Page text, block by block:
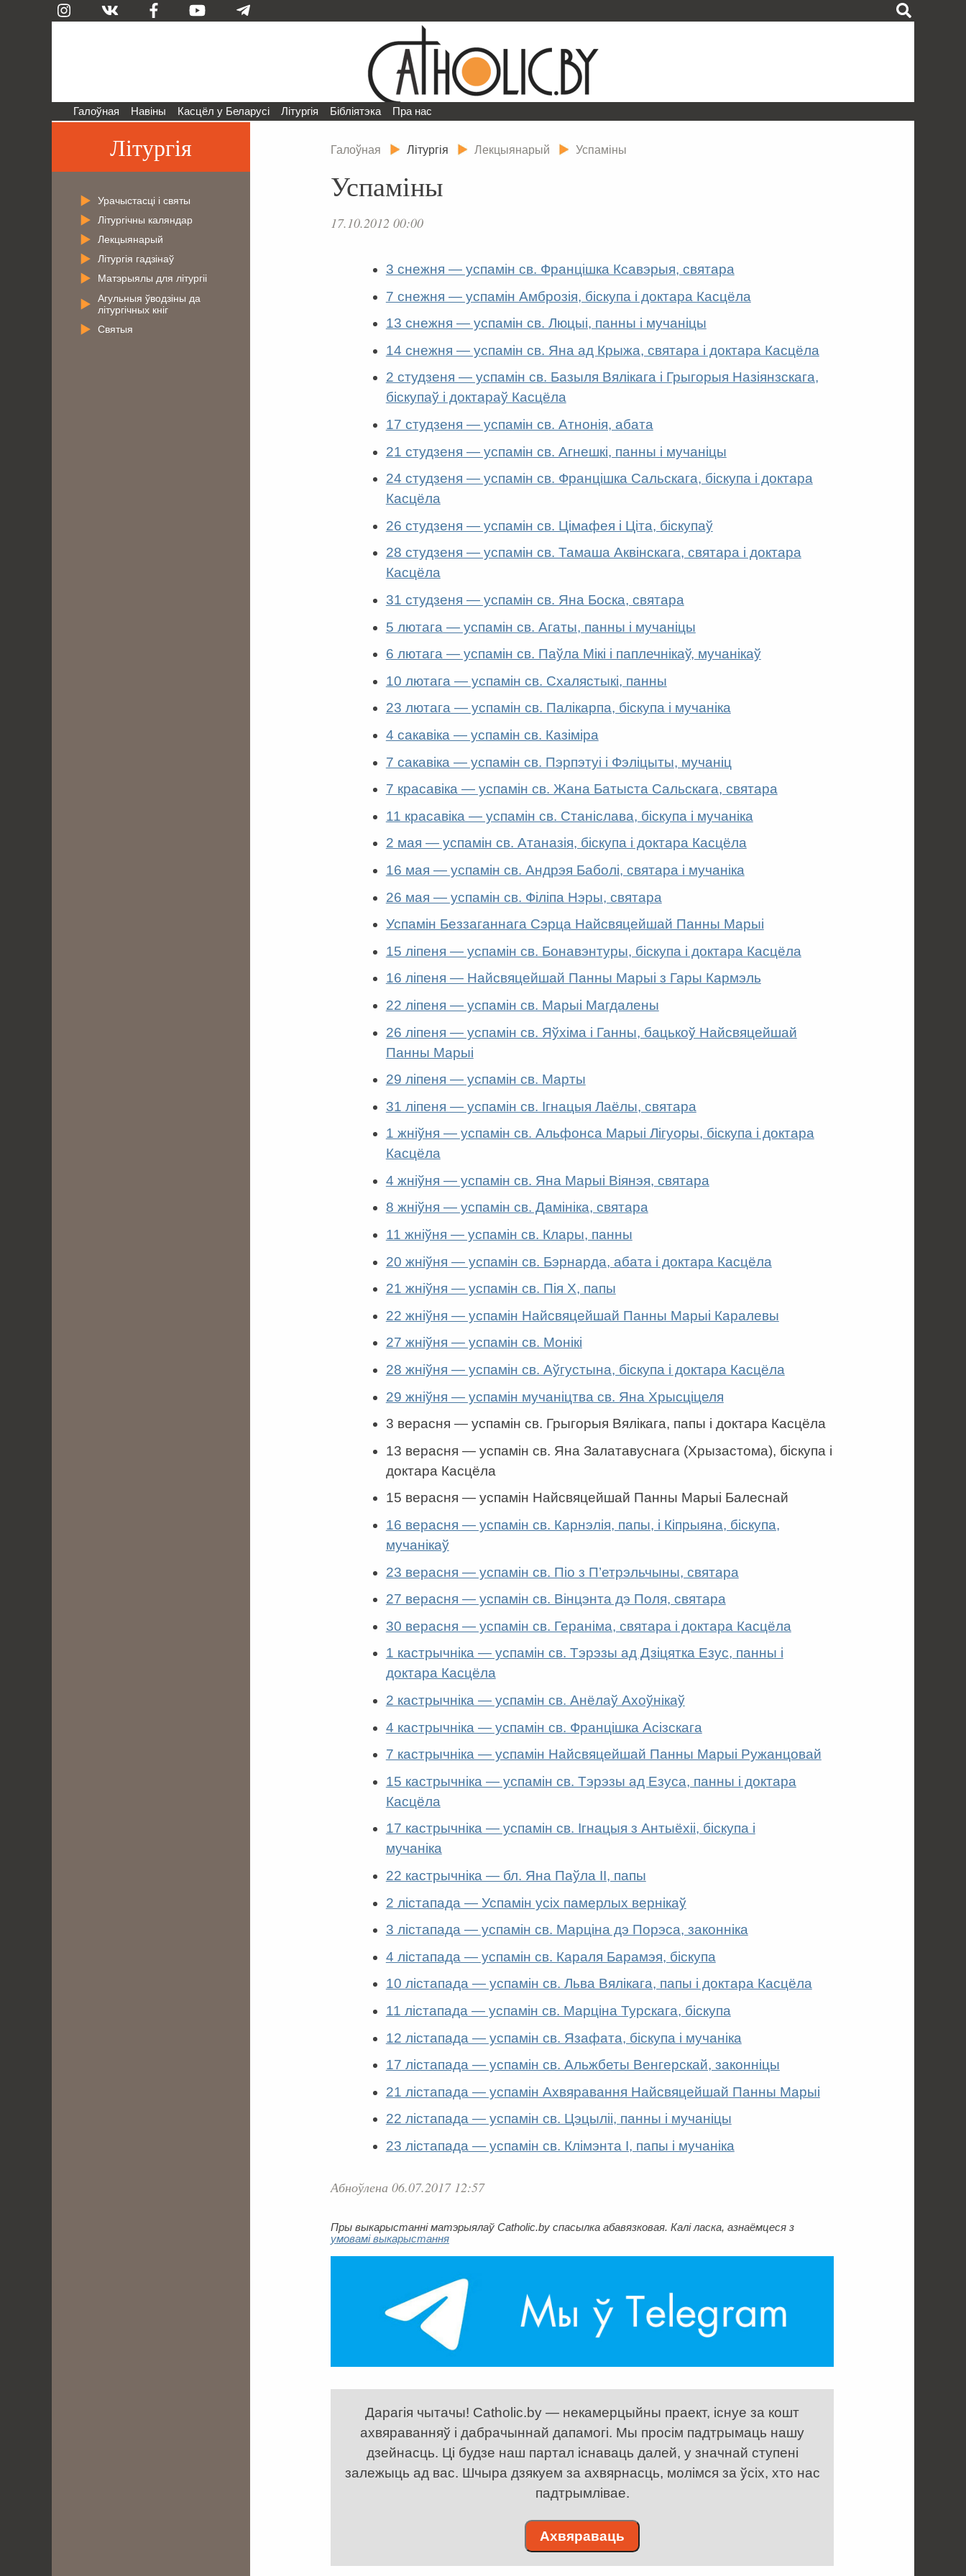
Галоўная Навіны Касцёл у Беларусі Літургія Бібліятэка Пра нас
Галоўная Літургія Лекцыянарый Успаміны
Успаміны
17.10.2012 00:00
3 снежня — успамін св. Францішка Ксавэрыя, святара
7 снежня — успамін Амброзія, біскупа і доктара Касцёла
13 снежня — успамін св. Люцыі, панны і мучаніцы
14 снежня — успамін св. Яна ад Крыжа, святара і доктара Касцёла
2 студзеня — успамін св. Базыля Вялікага і Грыгорыя Назіянзскага,
біскупаў і доктараў Касцёла
17 студзеня — успамін св. Атнонія, абата
21 студзеня — успамін св. Агнешкі, панны і мучаніцы
24 студзеня — успамін св. Францішка Сальскага, біскупа і доктара
Касцёла
26 студзеня — успамін св. Цімафея і Ціта, біскупаў
28 студзеня — успамін св. Тамаша Аквінскага, святара і доктара
Касцёла
31 студзеня — успамін св. Яна Боска, святара
5 лютага — успамін св. Агаты, панны і мучаніцы
6 лютага — успамін св. Паўла Мікі і паплечнікаў, мучанікаў
10 лютага — успамін св. Cхалястыкі, панны
23 лютага — успамін св. Палікарпа, біскупа і мучаніка
4 сакавіка — успамін св. Казіміра
7 сакавіка — успамін св. Пэрпэтуі і Фэліцыты, мучаніц
7 красавіка — успамін св. Жана Батыста Сальскага, святара
11 красавіка — успамін св. Станіслава, біскупа і мучаніка
2 мая — успамін св. Атаназія, біскупа і доктара Касцёла
16 мая — успамін св. Андрэя Баболі, святара і мучаніка
26 мая — успамін св. Філіпа Нэры, святара
Успамін Беззаганнага Сэрца Найсвяцейшай Панны Марыі
15 ліпеня — успамін св. Бонавэнтуры, біскупа і доктара Касцёла
16 ліпеня — Найсвяцейшай Панны Марыі з Гары Кармэль
22 ліпеня — успамін св. Марыі Магдалены
26 ліпеня — успамін св. Яўхіма і Ганны, бацькоў Найсвяцейшай
Панны Марыі
29 ліпеня — успамін св. Марты
31 ліпеня — успамін св. Ігнацыя Лаёлы, святара
1 жніўня — успамін св. Альфонса Марыі Лігуоры, біскупа і доктара
Касцёла
4 жніўня — успамін св. Яна Марыі Віянэя, святара
8 жніўня — успамін св. Дамініка, святара
11 жніўня — успамін св. Клары, панны
20 жніўня — успамін св. Бэрнарда, абата і доктара Касцёла
21 жніўня — успамін св. Пія Х, папы
22 жніўня — успамін Найсвяцейшай Панны Марыі Каралевы
27 жніўня — успамін св. Монікі
28 жніўня — успамін св. Аўгустына, біскупа і доктара Касцёла
29 жніўня — успамін мучаніцтва св. Яна Хрысціцеля
3 верасня — успамін св. Грыгорыя Вялікага, папы і доктара Касцёла
13 верасня — успамін св. Яна Залатавуснага (Хрызастома), біскупа і
доктара Касцёла
15 верасня — успамін Найсвяцейшай Панны Марыі Балеснай
16 верасня — успамін св. Карнэлія, папы, і Кіпрыяна, біскупа,
мучанікаў
23 верасня — успамін св. Піо з П’етрэльчыны, святара
27 верасня — успамін св. Вінцэнта дэ Поля, святара
30 верасня — успамін св. Гераніма, святара і доктара Касцёла
1 кастрычніка — успамін св. Тэрэзы ад Дзіцятка Езус, панны і
доктара Касцёла
2 кастрычніка — успамін св. Анёлаў Ахоўнікаў
4 кастрычніка — успамін св. Францішка Асізскага
7 кастрычніка — успамін Найсвяцейшай Панны Марыі Ружанцовай
15 кастрычніка — успамін св. Тэрэзы ад Езуса, панны і доктара
Касцёла
17 кастрычніка — успамін св. Ігнацыя з Антыёхіі, біскупа і
мучаніка
22 кастрычніка — бл. Яна Паўла ІІ, папы
2 лістапада — Успамін усіх памерлых вернікаў
3 лістапада — успамін св. Марціна дэ Порэса, законніка
4 лістапада — успамін св. Караля Барамэя, біскупа
10 лістапада — успамін св. Льва Вялікага, папы і доктара Касцёла
11 лістапада — успамін св. Марціна Турскага, біскупа
12 лістапада — успамін св. Язафата, біскупа і мучаніка
17 лістапада — успамін св. Альжбеты Венгерскай, законніцы
21 лістапада — успамін Ахвяравання Найсвяцейшай Панны Марыі
22 лістапада — успамін св. Цэцыліі, панны і мучаніцы
23 лістапада — успамін св. Клімэнта І, папы і мучаніка
Абноўлена 06.07.2017 12:57
Пры выкарыстанні матэрыялаў Catholic.by спасылка абавязковая. Калі ласка, азнаёмцеся з
умовамі выкарыстання
Дарагія чытачы! Catholic.by — некамерцыйны праект, існуе за кошт
ахвяраванняў і дабрачыннай дапамогі. Мы просім падтрымаць нашу
дзейнасць. Ці будзе наш партал існаваць далей, у значнай ступені
залежыць ад вас. Шчыра дзякуем за ахвярнасць, молімся за ўсіх, хто нас
падтрымлівае.
Ахвяраваць
Літургія
Урачыстасці і святы
Літургічны каляндар
Лекцыянарый
Літургія гадзінаў
Матэрыялы для літургіі
Агульныя ўводзіны да
літургічных кніг
Святыя